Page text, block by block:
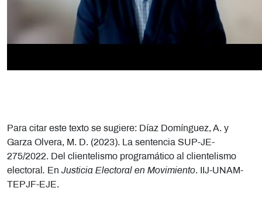
Para citar este texto se sugiere: Díaz Domínguez, A. y
Garza Olvera, M. D. (2023). La sentencia SUP-JE-
275/2022. Del clientelismo programático al clientelismo
electoral . En Justicia Electoral en Movimiento. IIJ-UNAM-
TEPJF-EJE.